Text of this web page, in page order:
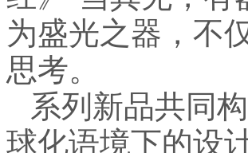
为盛光之器，不
思考。
系列新品共同
球化语境下的设